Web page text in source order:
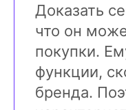
Доказать
что он
покупки.
функции,
бренда.